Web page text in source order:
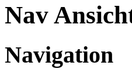
Nav
Navigation